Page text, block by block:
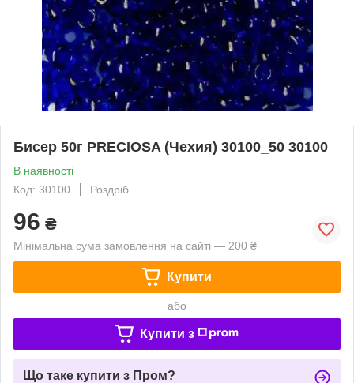
Бисер 50г PRECIOSA (Чехия) 30100_50 30100
В наявності
Код: 30100
Роздріб
96 ₴
Мінімальна сума замовлення на сайті — 200 ₴
Купити
або
Купити з
Що таке купити з Пром?